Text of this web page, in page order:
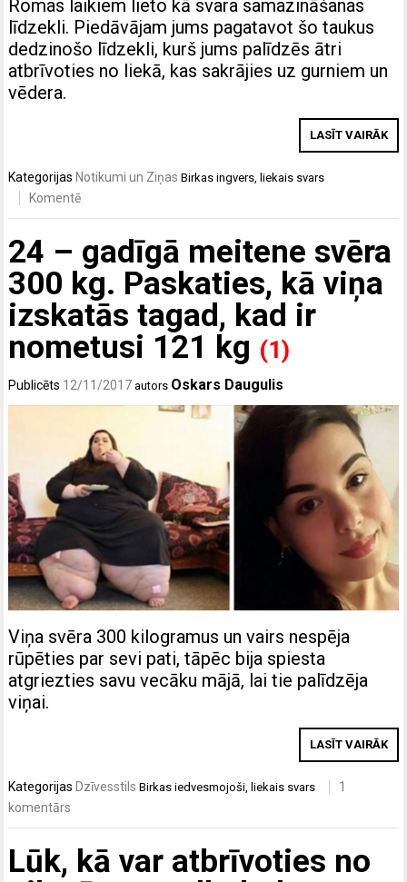
Romas laikiem lieto kā svara samazināšanas
līdzekli. Piedāvājam jums pagatavot šo taukus
dedzinošo līdzekli, kurš jums palīdzēs ātri
atbrīvoties no liekā, kas sakrājies uz gurniem un
vēdera.
LASĪT VAIRĀK
Kategorijas Notikumi un Ziņas Birkasingvers liekais svars
Komentē
24 – gadīgā meitene svēra
300 kg. Paskaties, kā viņa
izskatās tagad, kad ir
nometusi 121 kg (1)
Publicēts 12/11/2017 autors Oskars Daugulis
Viņa svēra 300 kilogramus un vairs nespēja
rūpēties par sevi pati, tāpēc bija spiesta
atgriezties savu vecāku mājā, lai tie palīdzēja
viņai.
LASĪT VAIRĀK
Kategorijas Dzīvesstils Birkasiedvesmojoši ,liekais svars
1
komentārs
Lūk, kā var atbrīvoties no